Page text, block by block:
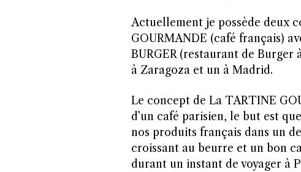
Actuellement je possède deux
GOURMANDE (café français)
BURGER (restaurant de
à Zaragoza et un à Madrid.
Le concept de La TARTINE
d’un café parisien, le but est
nos produits français dans un
croissant au beurre et un bon
durant un instant de voyager à